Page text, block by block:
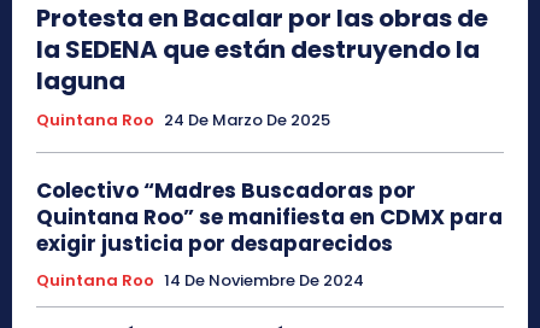
Protesta en Bacalar por las obras de
la SEDENA que están destruyendo la
laguna
Quintana Roo 24 De Marzo De 2025
Colectivo “Madres Buscadoras por
Quintana Roo” se manifiesta en CDMX para
exigir justicia por desaparecidos
Quintana Roo 14 De Noviembre De 2024